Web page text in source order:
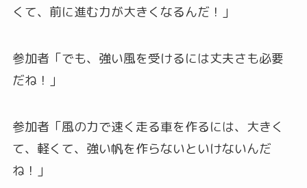
くて、前に進む力が大きくなるんだ！」
参加者「でも、強い風を受けるには丈夫さも必要
だね！」
参加者「風の力で速く走る車を作るには、大きく
て、軽くて、強い帆を作らないといけないんだ
ね！」